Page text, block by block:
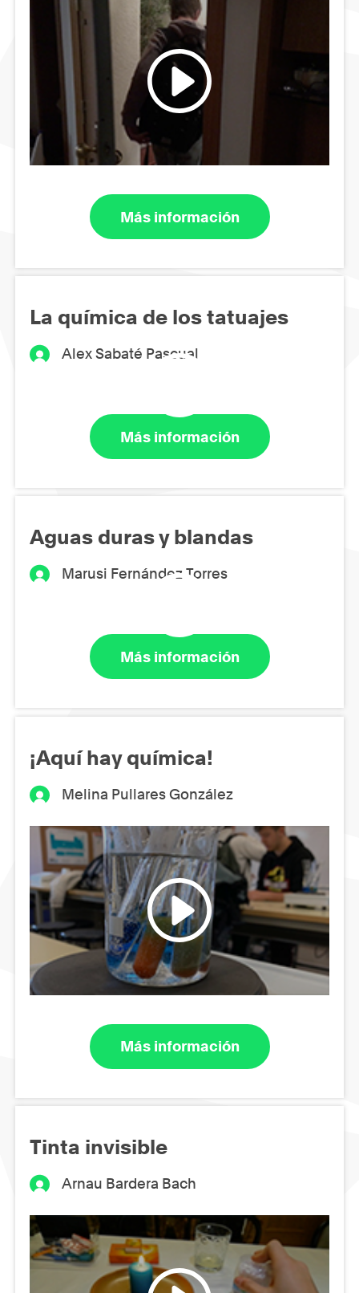
Más información
La química de los tatuajes
Alex Sabaté Pascual
Más información
Aguas duras y blandas
Marusi Fernández Torres
Más información
¡Aquí hay química!
Melina Pullares González
Más información
Tinta invisible
Arnau Bardera Bach